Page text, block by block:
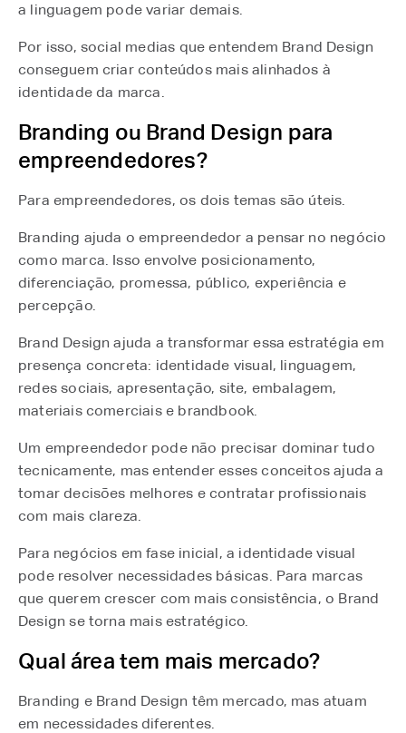
a linguagem pode variar demais.
Por isso, social medias que entendem Brand Design
conseguem criar conteúdos mais alinhados à
identidade da marca.
Branding ou Brand Design para
empreendedores?
Para empreendedores, os dois temas são úteis.
Branding ajuda o empreendedor a pensar no negócio
como marca. Isso envolve posicionamento,
diferenciação, promessa, público, experiência e
percepção.
Brand Design ajuda a transformar essa estratégia em
presença concreta: identidade visual, linguagem,
redes sociais, apresentação, site, embalagem,
materiais comerciais e brandbook.
Um empreendedor pode não precisar dominar tudo
tecnicamente, mas entender esses conceitos ajuda a
tomar decisões melhores e contratar profissionais
com mais clareza.
Para negócios em fase inicial, a identidade visual
pode resolver necessidades básicas. Para marcas
que querem crescer com mais consistência, o Brand
Design se torna mais estratégico.
Qual área tem mais mercado?
Branding e Brand Design têm mercado, mas atuam
em necessidades diferentes.